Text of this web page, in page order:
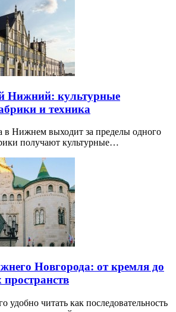
Нижний: культурные
и техника
в Нижнем выходит за пределы одного
получают культурные…
Новгорода: от кремля до
удобно читать как последовательность